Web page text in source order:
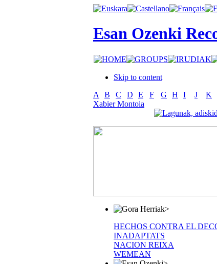
Esan Ozenki
Skip to content
A
B C D E F G H I J K
Xabier Montoia
>
HECHOS CONTRA EL
INADAPTATS
NACION REIXA
WEMEAN